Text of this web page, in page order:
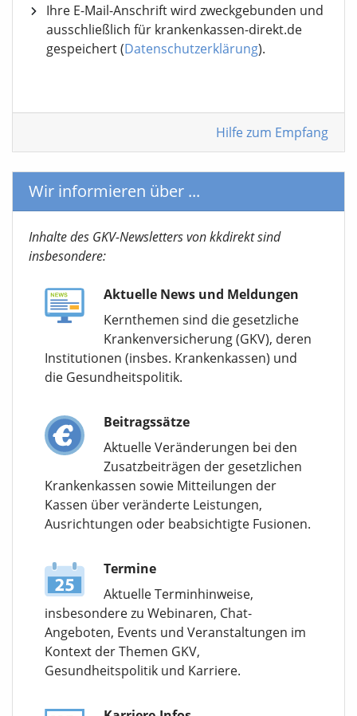
Ihre E-Mail-Anschrift wird zweckgebunden und
ausschließlich für krankenkassen-direkt.de
gespeichert (Datenschutzerklärung).
Hilfe zum Empfang
Wir informieren über ...
Inhalte des GKV-Newsletters von kkdirekt sind
insbesondere:
Aktuelle News und Meldungen
Kernthemen sind die gesetzliche
Krankenversicherung (GKV), deren
Institutionen (insbes. Krankenkassen) und
die Gesundheitspolitik.
Beitragssätze
Aktuelle Veränderungen bei den
Zusatzbeiträgen der gesetzlichen
Krankenkassen sowie Mitteilungen der
Kassen über veränderte Leistungen,
Ausrichtungen oder beabsichtigte Fusionen.
Termine
Aktuelle Terminhinweise,
insbesondere zu Webinaren, Chat-
Angeboten, Events und Veranstaltungen im
Kontext der Themen GKV,
Gesundheitspolitik und Karriere.